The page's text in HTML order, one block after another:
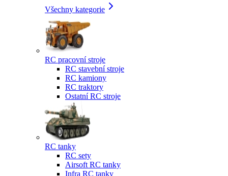
Všechny kategorie
RC pracovní stroje
RC stavební stroje
RC kamiony
RC traktory
Ostatní RC stroje
RC tanky
RC sety
Airsoft RC tanky
Infra RC tanky